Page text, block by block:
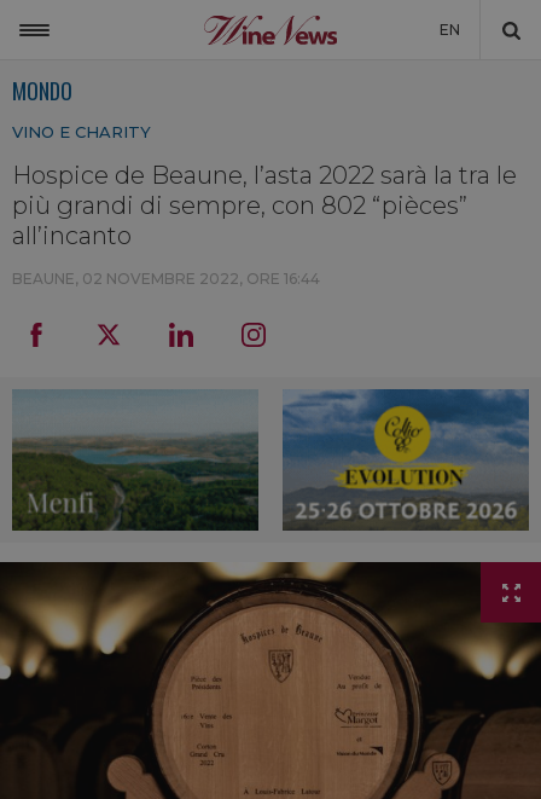
EN
NON SOLO VINO
LA CANTINA DI WINENEWS
DICONO DI NOI
MONDO
VINO E CHARITY
Hospice de Beaune, l’asta 2022 sarà la tra le
più grandi di sempre, con 802 “pièces”
all’incanto
BEAUNE, 02 NOVEMBRE 2022, ORE 16:44